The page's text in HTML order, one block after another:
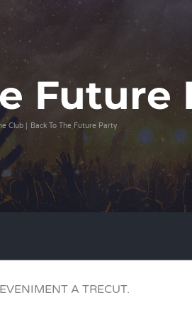
Future
Club Back To The Future Party
A TRECUT.